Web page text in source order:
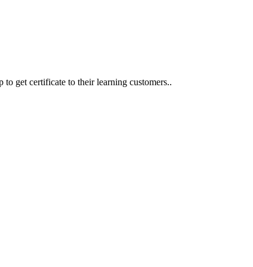
get certificate to their learning customers..